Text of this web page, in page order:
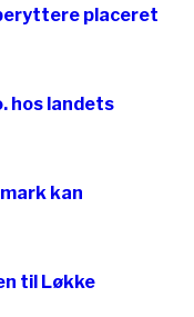
placeret
hos landets
kan
til Løkke